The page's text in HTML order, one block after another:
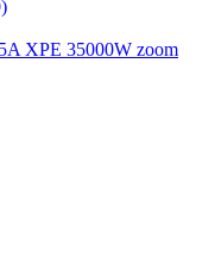
XPE 35000W zoom